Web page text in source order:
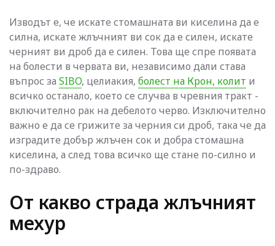
Изводът е, че искате стомашната ви киселина да е
силна, искате жлъчният ви сок да е силен, искате
черният ви дроб да е силен. Това ще спре появата
на болести в червата ви, независимо дали става
въпрос за SIBO, целиакия, болест на Крон, колит и
всичко останало, което се случва в чревния тракт -
включително рак на дебелото черво. Изключително
важно е да се грижите за черния си дроб, така че да
изградите добър жлъчен сок и добра стомашна
киселина, а след това всичко ще стане по-силно и
по-здраво.
От какво страда жлъчният
мехур